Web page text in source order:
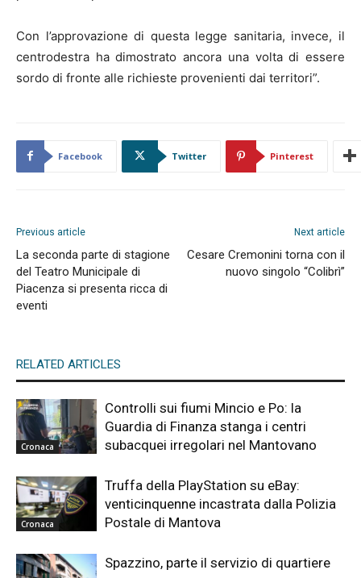
Con l’approvazione di questa legge sanitaria, invece, il
centrodestra ha dimostrato ancora una volta di essere
sordo di fronte alle richieste provenienti dai territori”.
Facebook Twitter Pinterest
Previous article
La seconda parte di stagione
del Teatro Municipale di
Piacenza si presenta ricca di
eventi
Next article
Cesare Cremonini torna con il
nuovo singolo “Colibrì”
RELATED ARTICLES
Cronaca
Controlli sui fiumi Mincio e Po: la
Guardia di Finanza stanga i centri
subacquei irregolari nel Mantovano
Cronaca
Truffa della PlayStation su eBay:
venticinquenne incastrata dalla Polizia
Postale di Mantova
Spazzino, parte il servizio di quartiere